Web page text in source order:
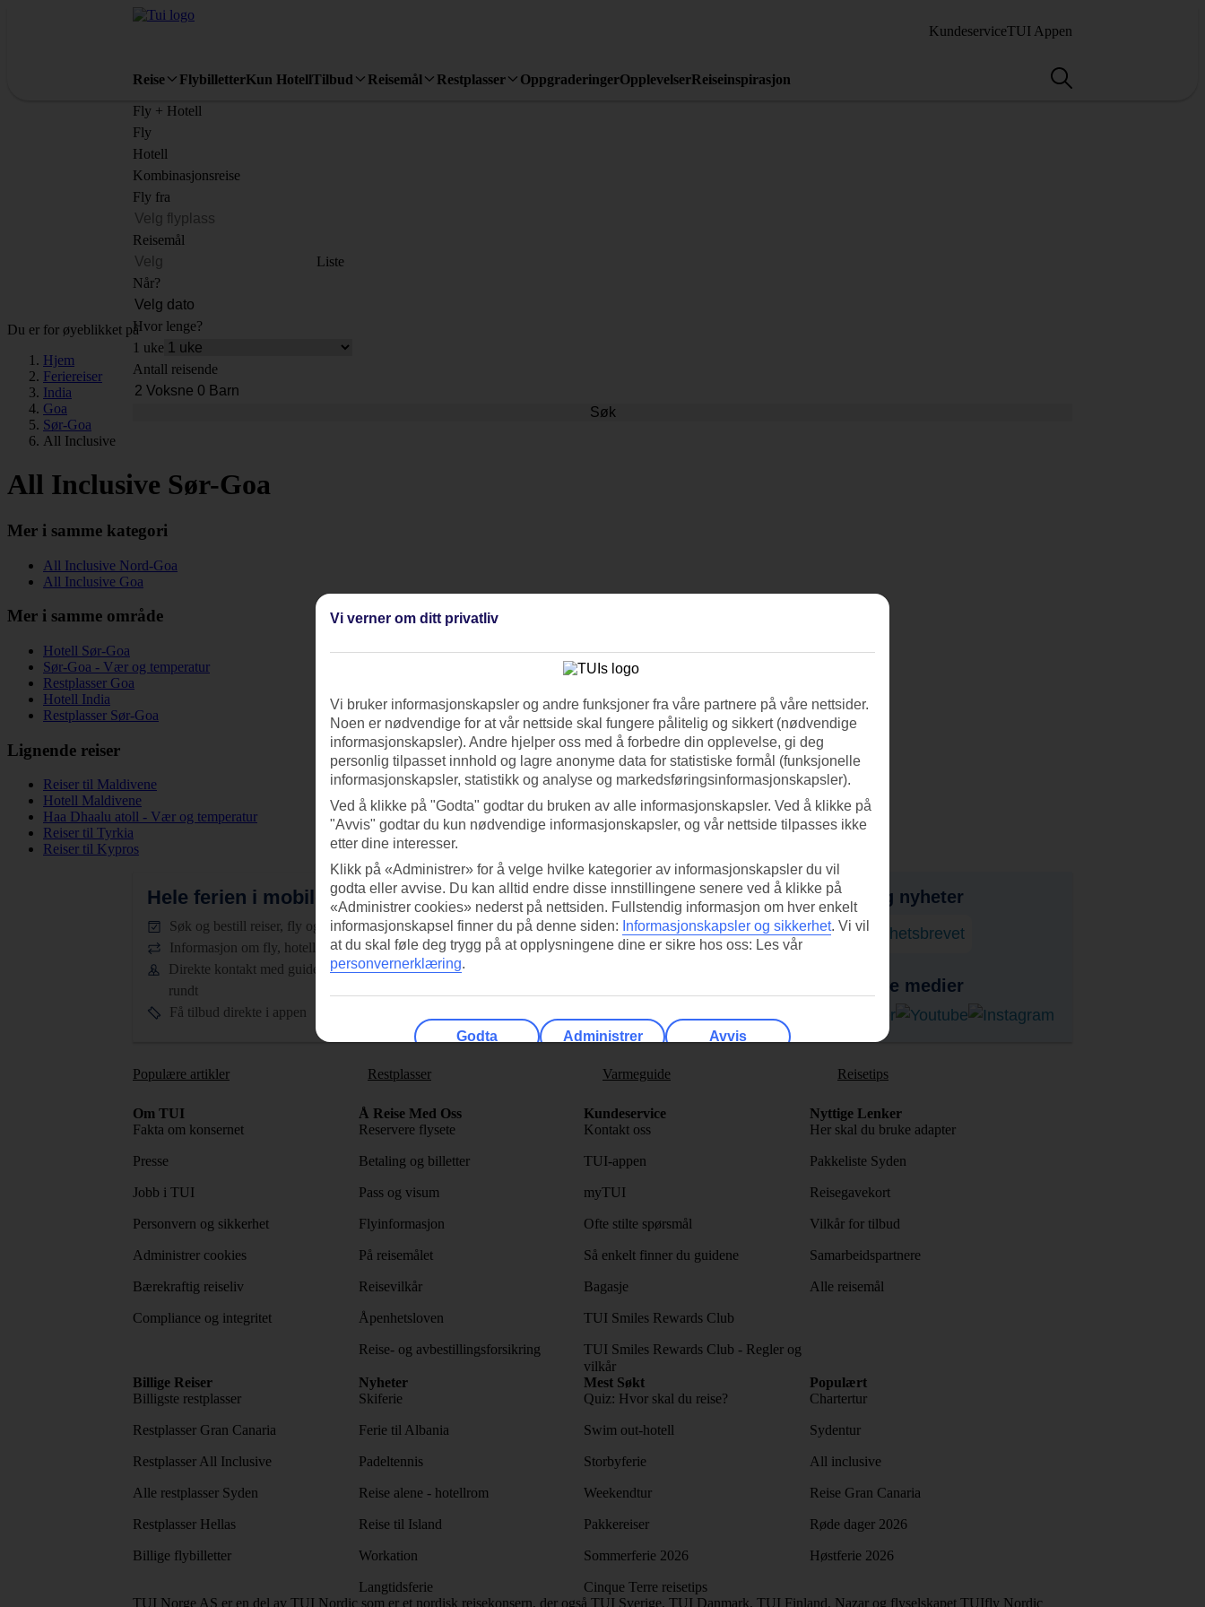
KundeserviceTUI Appen
Reise FlybilletterKun HotellTilbud Reisemål Restplasser OppgraderingerOpplevelserReiseinspirasjon
Fly + Hotell
Fly
Hotell
Kombinasjonsreise
Fly fra
Reisemål
Liste
Når?
Hvor lenge?
1 uke
Antall reisende
Søk
Du er for øyeblikket på
Hjem
Feriereiser
India
Goa
Sør-Goa
All Inclusive
All Inclusive Sør-Goa
Mer i samme kategori
All Inclusive Nord-Goa
All Inclusive Goa
Mer i samme område
Hotell Sør-Goa
Sør-Goa - Vær og temperatur
Restplasser Goa
Hotell India
Restplasser Sør-Goa
Lignende reiser
Reiser til Maldivene
Hotell Maldivene
Haa Dhaalu atoll - Vær og temperatur
Reiser til Tyrkia
Reiser til Kypros
Hele ferien i mobilen.Last ned TUI-appen i dag!
Søk og bestill reiser, fly og hotell
Informasjon om fly, hotell og transfer
Direkte kontakt med guidene døgnet
rundt
Få tilbud direkte i appen
Skann QR-koden med
mobilkameraet ditt for å laste ned
appen.
Få tilbud, tips og nyheter
Abonner på nyhetsbrevet
Følg oss i sosiale medier
Populære artikler Restplasser Varmeguide Reisetips
Om TUI
Fakta om konsernet
Presse
Jobb i TUI
Personvern og sikkerhet
Administrer cookies
Bærekraftig reiseliv
Compliance og integritet
Å Reise Med Oss
Reservere flysete
Betaling og billetter
Pass og visum
Flyinformasjon
På reisemålet
Reisevilkår
Åpenhetsloven
Reise- og avbestillingsforsikring
Kundeservice
Kontakt oss
TUI-appen
myTUI
Ofte stilte spørsmål
Så enkelt finner du guidene
Bagasje
TUI Smiles Rewards Club
TUI Smiles Rewards Club - Regler og
vilkår
Nyttige Lenker
Her skal du bruke adapter
Pakkeliste Syden
Reisegavekort
Vilkår for tilbud
Samarbeidspartnere
Alle reisemål
Billige Reiser
Billigste restplasser
Restplasser Gran Canaria
Restplasser All Inclusive
Alle restplasser Syden
Restplasser Hellas
Billige flybilletter
Nyheter
Skiferie
Ferie til Albania
Padeltennis
Reise alene - hotellrom
Reise til Island
Workation
Langtidsferie
Mest Søkt
Quiz: Hvor skal du reise?
Swim out-hotell
Storbyferie
Weekendtur
Pakkereiser
Sommerferie 2026
Cinque Terre reisetips
Populært
Chartertur
Sydentur
All inclusive
Reise Gran Canaria
Røde dager 2026
Høstferie 2026
TUI Norge AS er en del av TUI Nordic som er et nordisk reisekonsern, der også TUI Sverige, TUI Danmark, TUI Finland, Nazar og flyselskapet TUIfly Nordic
Vi verner om ditt privatliv
Vi bruker informasjonskapsler og andre funksjoner fra våre partnere på våre nettsider.
Noen er nødvendige for at vår nettside skal fungere pålitelig og sikkert (nødvendige
informasjonskapsler). Andre hjelper oss med å forbedre din opplevelse, gi deg
personlig tilpasset innhold og lagre anonyme data for statistiske formål (funksjonelle
informasjonskapsler, statistikk og analyse og markedsføringsinformasjonskapsler).
Ved å klikke på "Godta" godtar du bruken av alle informasjonskapsler. Ved å klikke på
"Avvis" godtar du kun nødvendige informasjonskapsler, og vår nettside tilpasses ikke
etter dine interesser.
Klikk på «Administrer» for å velge hvilke kategorier av informasjonskapsler du vil
godta eller avvise. Du kan alltid endre disse innstillingene senere ved å klikke på
«Administrer cookies» nederst på nettsiden. Fullstendig informasjon om hver enkelt
informasjonskapsel finner du på denne siden: Informasjonskapsler og sikkerhet. Vi vil
at du skal føle deg trygg på at opplysningene dine er sikre hos oss: Les vår
personvernerklæring.
Godta Administrer Avvis